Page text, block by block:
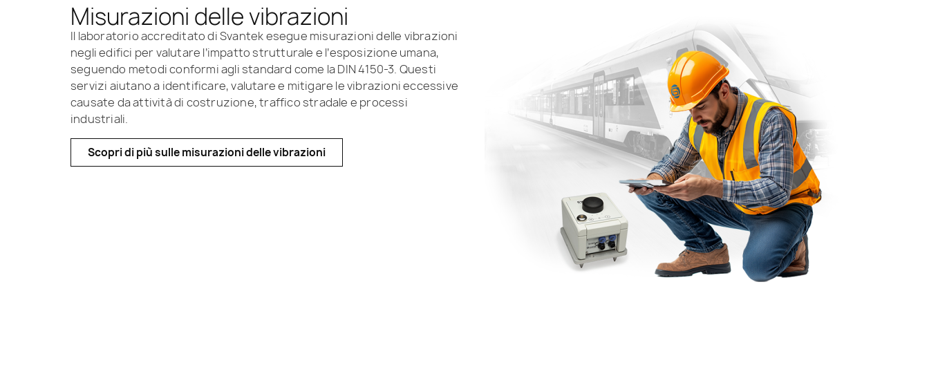
Misurazioni delle vibrazioni
Il laboratorio accreditato di Svantek esegue misurazioni delle vibrazioni
negli edifici per valutare l’impatto strutturale e l’esposizione umana,
seguendo metodi conformi agli standard come la DIN 4150-3. Questi
servizi aiutano a identificare, valutare e mitigare le vibrazioni eccessive
causate da attività di costruzione, traffico stradale e processi
industriali.
Scopri di più sulle misurazioni delle vibrazioni